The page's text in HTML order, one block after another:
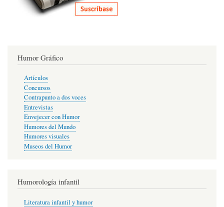
Humor Gráfico
Artículos
Concursos
Contrapunto a dos voces
Entrevistas
Envejecer con Humor
Humores del Mundo
Humores visuales
Museos del Humor
Humorología infantil
Literatura infantil y humor